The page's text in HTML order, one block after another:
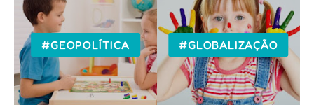
#GEOPOLÍTICA #GLOBALIZAÇÃO